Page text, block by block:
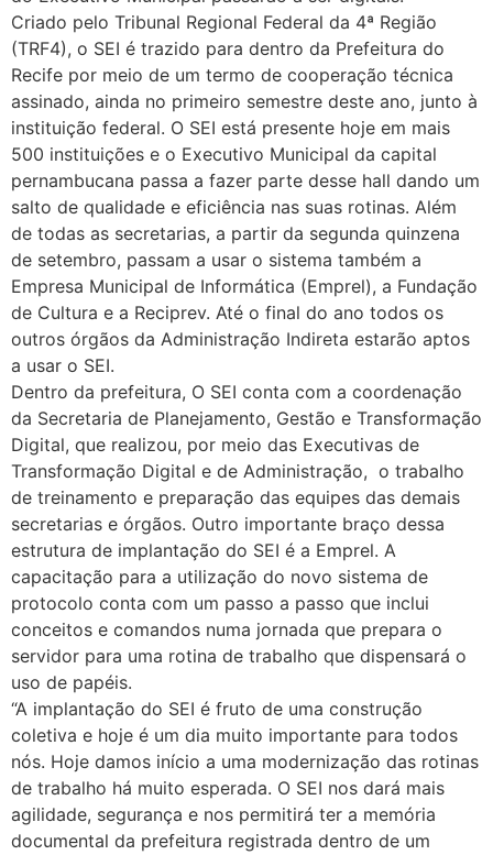
Criado pelo Tribunal Regional Federal da 4ª Região
(TRF4), o SEI é trazido para dentro da Prefeitura do
Recife por meio de um termo de cooperação técnica
assinado, ainda no primeiro semestre deste ano, junto à
instituição federal. O SEI está presente hoje em mais
500 instituições e o Executivo Municipal da capital
pernambucana passa a fazer parte desse hall dando um
salto de qualidade e eficiência nas suas rotinas. Além
de todas as secretarias, a partir da segunda quinzena
de setembro, passam a usar o sistema também a
Empresa Municipal de Informática (Emprel), a Fundação
de Cultura e a Reciprev. Até o final do ano todos os
outros órgãos da Administração Indireta estarão aptos
a usar o SEI.
Dentro da prefeitura, O SEI conta com a coordenação
da Secretaria de Planejamento, Gestão e Transformação
Digital, que realizou, por meio das Executivas de
Transformação Digital e de Administração, o trabalho
de treinamento e preparação das equipes das demais
secretarias e órgãos. Outro importante braço dessa
estrutura de implantação do SEI é a Emprel. A
capacitação para a utilização do novo sistema de
protocolo conta com um passo a passo que inclui
conceitos e comandos numa jornada que prepara o
servidor para uma rotina de trabalho que dispensará o
uso de papéis.
“A implantação do SEI é fruto de uma construção
coletiva e hoje é um dia muito importante para todos
nós. Hoje damos início a uma modernização das rotinas
de trabalho há muito esperada. O SEI nos dará mais
agilidade, segurança e nos permitirá ter a memória
documental da prefeitura registrada dentro de um